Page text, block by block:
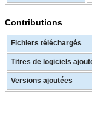
Contributions
Fichiers téléchargés
Titres de logiciels
Versions ajoutées